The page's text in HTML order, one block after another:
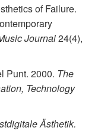
of Failure.
Journal24(4),
Punt. 2000. The
Technology
Ästhetik.